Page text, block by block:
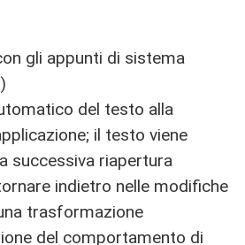
gli appunti di sistema
del testo alla
il testo viene
successiva riapertura
indietro nelle modifiche
trasformazione
del comportamento di